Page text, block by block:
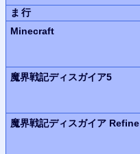
ま行
Minecraft
魔界戦記ディスガイア5
魔界戦記ディスガイア Refine